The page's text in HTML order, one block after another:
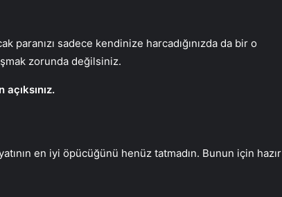
paranızı sadece kendinize harcadığınızda da bir o
zorunda değilsiniz.
en iyi öpücüğünü henüz tatmadın. Bunun için hazır